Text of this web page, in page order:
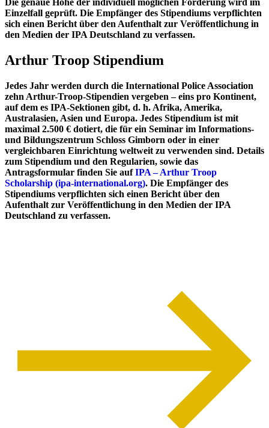
Einzelfall geprüft. Die Empfänger des Stipendiums verpflichten
sich einen Bericht über den Aufenthalt zur Veröffentlichung in
den Medien der IPA Deutschland zu verfassen.
Arthur Troop Stipendium
Jedes Jahr werden durch die International Police Association
zehn Arthur-Troop-Stipendien vergeben – eins pro Kontinent,
auf dem es IPA-Sektionen gibt, d. h. Afrika, Amerika,
Australasien, Asien und Europa. Jedes Stipendium ist mit
maximal 2.500 € dotiert, die für ein Seminar im Informations-
und Bildungszentrum Schloss Gimborn oder in einer
vergleichbaren Einrichtung weltweit zu verwenden sind. Details
zum Stipendium und den Regularien, sowie das
Antragsformular finden Sie aufIPA – Arthur Troop
Scholarship (ipa-international.org). Die Empfänger des
Stipendiums verpflichten sich einen Bericht über den
Aufenthalt zur Veröffentlichung in den Medien der IPA
Deutschland zu verfassen.